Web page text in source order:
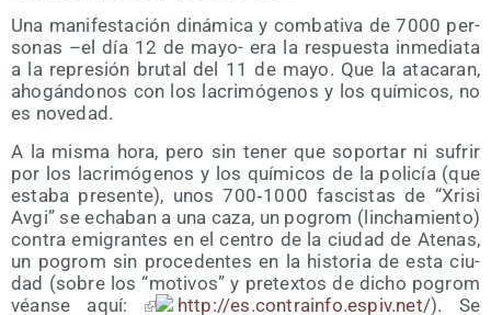
Una mani­fes­ta­ción diná­mi­ca y com­ba­ti­va de 7000 per­
so­nas –el día 12 de mayo- era la res­pues­ta inme­dia­ta
a la repre­sión bru­tal del 11 de mayo. Que la ata­ca­ran,
aho­gán­do­nos con los lacri­mó­ge­nos y los quí­mi­cos, no
es novedad.
A la mis­ma hora, pero sin tener que sopor­tar ni sufrir
por los lacri­mó­ge­nos y los quí­mi­cos de la poli­cía (que
esta­ba pre­sen­te), unos 700‑1000 fas­cis­tas de “Xri­si
Avgi” se echa­ban a una caza, un pogrom (lin­cha­mien­to)
con­tra emi­gran­tes en el cen­tro de la ciu­dad de Ate­nas,
un pogrom sin pro­ce­den­tes en la his­to­ria de esta ciu­
dad (sobre los “moti­vos” y pre­tex­tos de dicho pogrom
véan­se aquí:
http://​es​.con​tra​in​fo​.espiv​.net/). Se